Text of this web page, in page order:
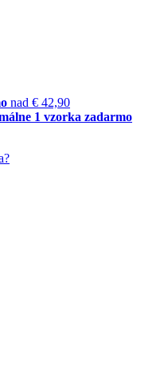
nad € 42,90
1 vzorka zadarmo